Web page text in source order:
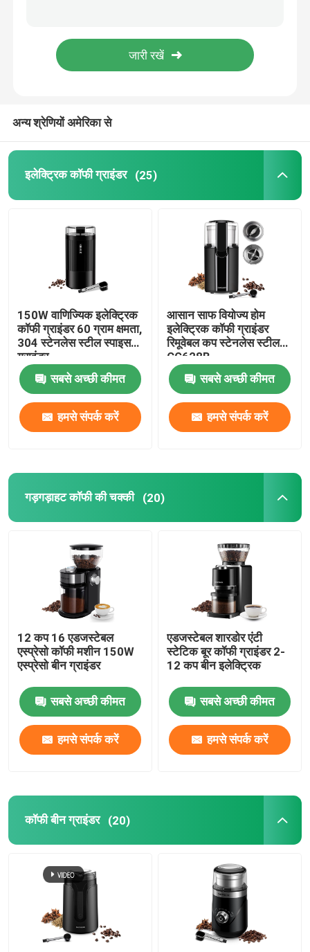
कॉफी बीन ग्राइंडर
शंक्वाकार गड़गड़ाहट कॉफी की चक्की
मसाला ग्राइंडर मशीन
दूध फ्रादर के साथ कॉफी मशीन
एस्प्रेसो मिल्क फ्रॉदर
ड्रिप कॉफी मेकर
मल्टीफ़ंक्शन कॉफी मशीन
फ्रेंच प्रेस कॉफी मेकर
अन्य श्रेणियों अमेरिका से
इलेक्ट्रिक कॉफी ग्राइंडर (25)
150W वाणिज्यिक इलेक्ट्रिक
कॉफी ग्राइंडर 60 ग्राम क्षमता,
304 स्टेनलेस स्टील स्पाइस
ग्राइंडर
सबसे अच्छी कीमत
हमसे संपर्क करें
आसान साफ ​​वियोज्य होम
इलेक्ट्रिक कॉफी ग्राइंडर
रिमूवेबल कप स्टेनलेस स्टील
CG628B
सबसे अच्छी कीमत
हमसे संपर्क करें
गड़गड़ाहट कॉफी की चक्की (20)
12 कप 16 एडजस्टेबल
एस्प्रेसो कॉफी मशीन 150W
एस्प्रेसो बीन ग्राइंडर
सबसे अच्छी कीमत
हमसे संपर्क करें
एडजस्टेबल शारडोर एंटी
स्टेटिक बूर कॉफी ग्राइंडर 2-
12 कप बीन इलेक्ट्रिक
सबसे अच्छी कीमत
हमसे संपर्क करें
कॉफी बीन ग्राइंडर (20)